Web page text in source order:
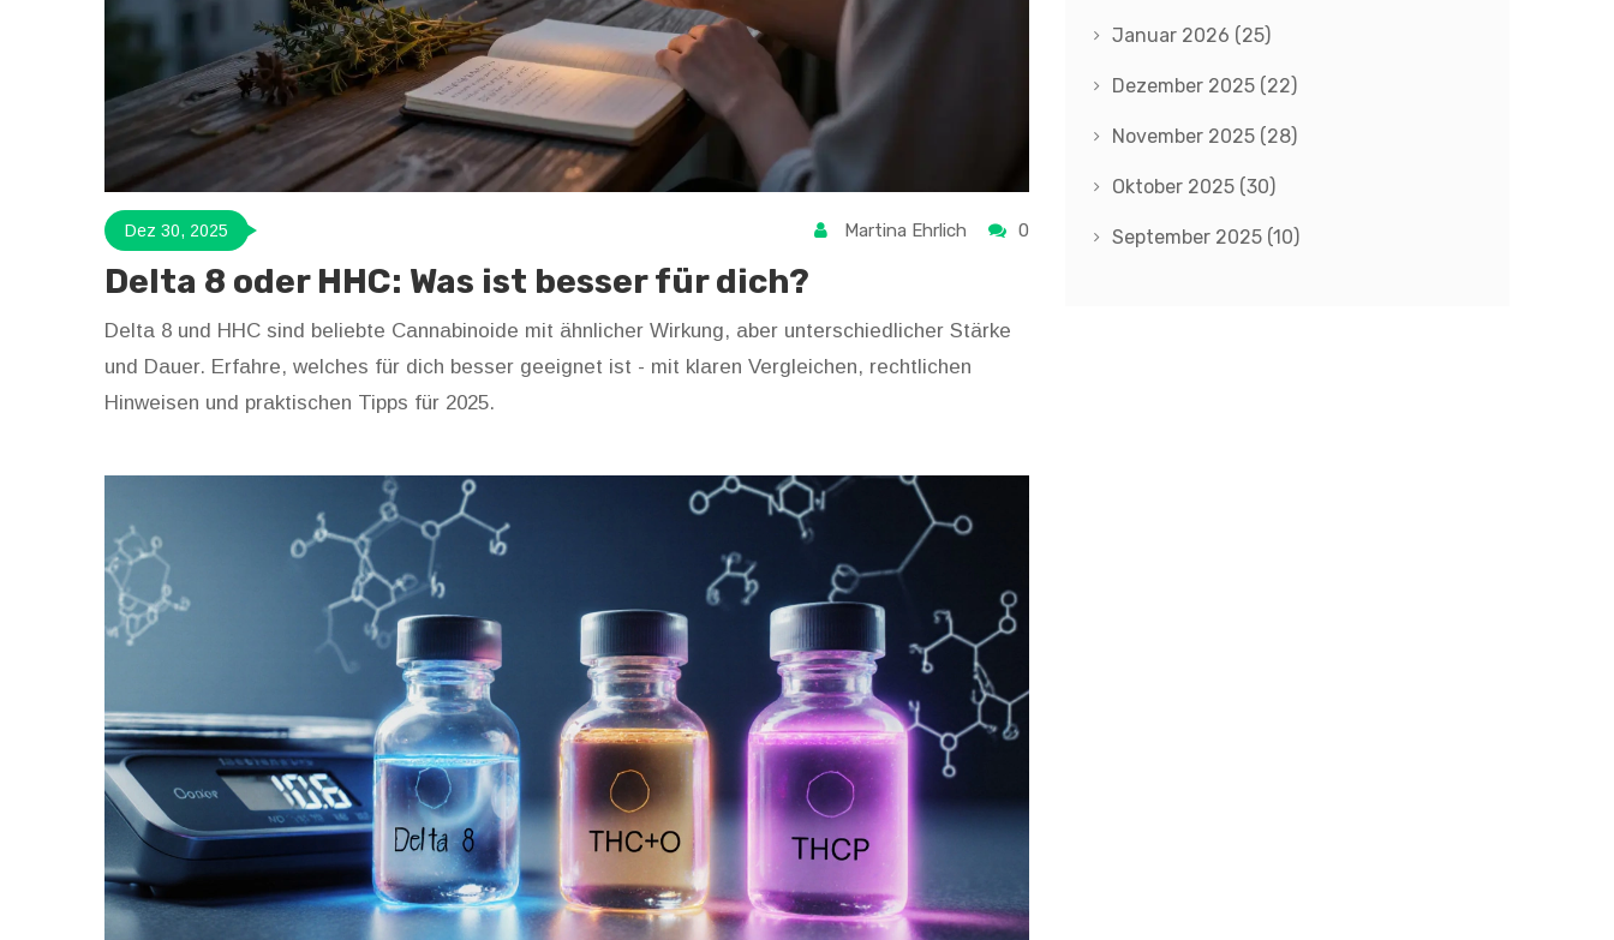
Dez 30, 2025 Martina Ehrlich 0
Delta 8 oder HHC: Was ist besser für dich?
Delta 8 und HHC sind beliebte Cannabinoide mit ähnlicher Wirkung, aber unterschiedlicher Stärke
und Dauer. Erfahre, welches für dich besser geeignet ist - mit klaren Vergleichen, rechtlichen
Hinweisen und praktischen Tipps für 2025.
Januar 2026 (25)
Dezember 2025 (22)
November 2025 (28)
Oktober 2025 (30)
September 2025 (10)